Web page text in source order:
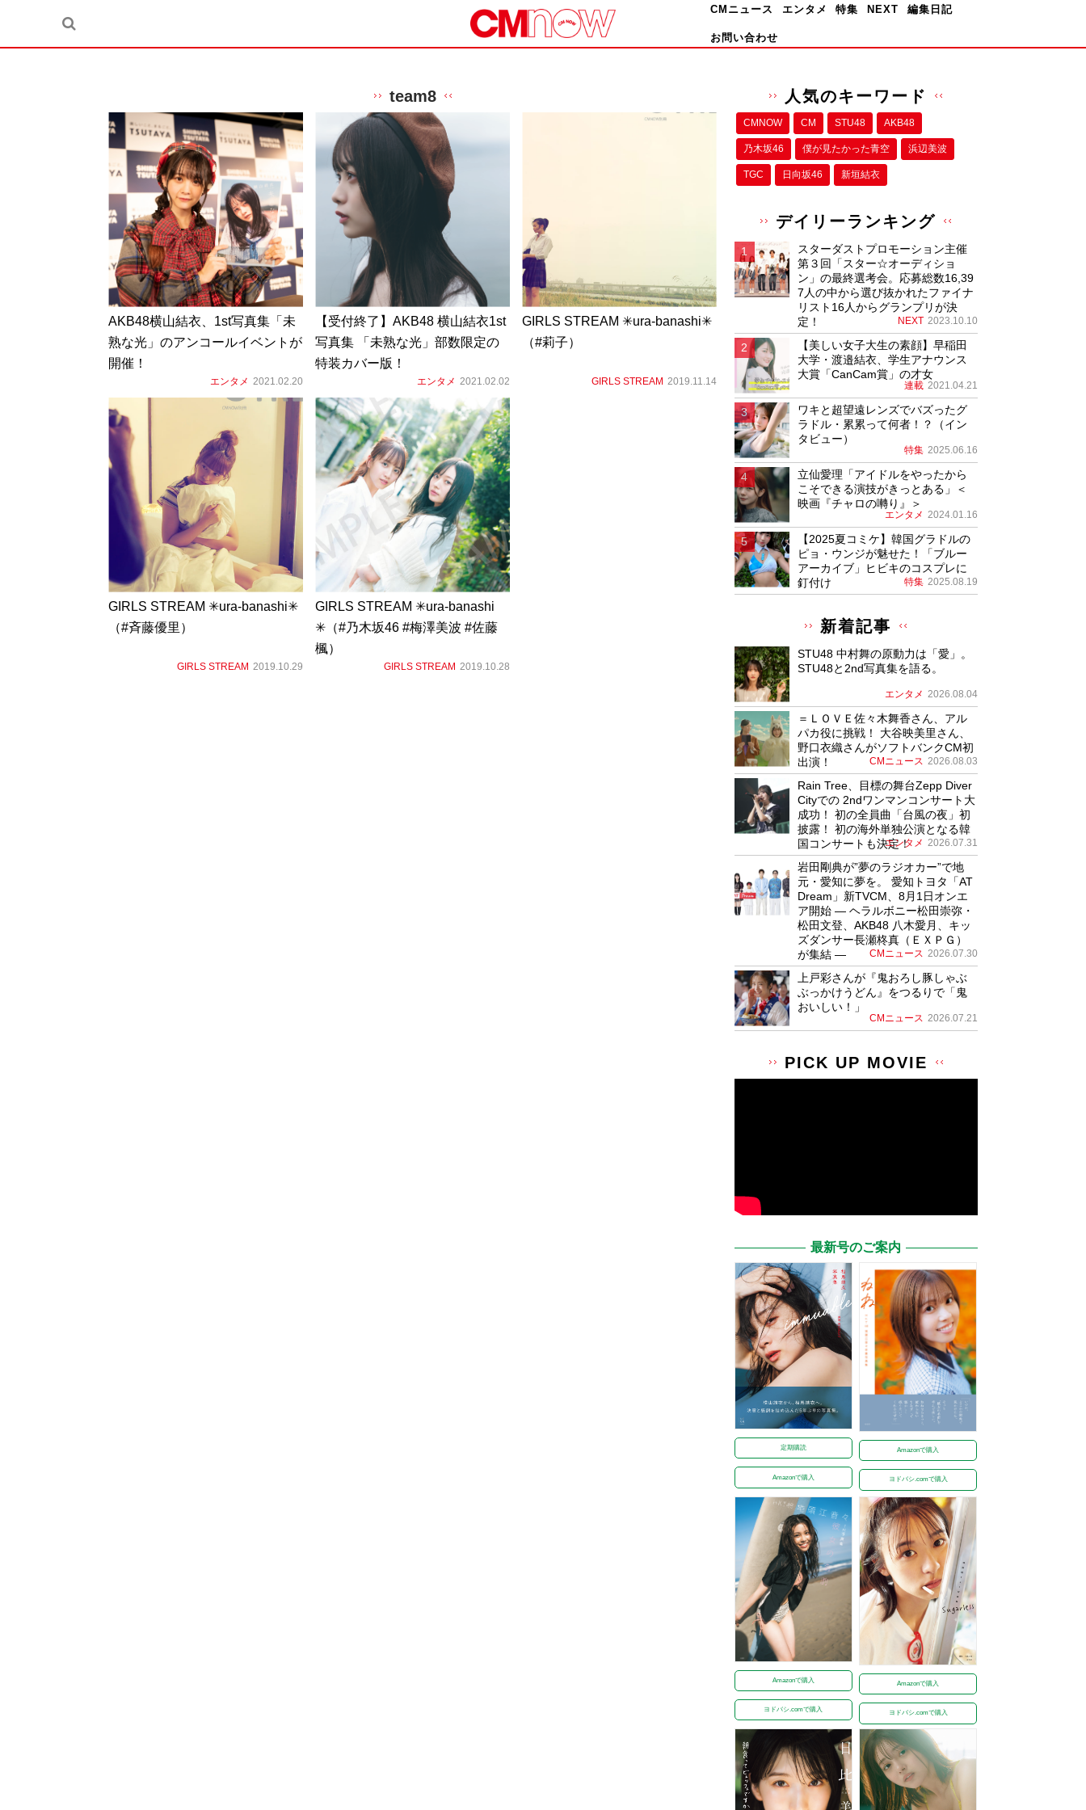
CMニュース エンタメ 特集 NEXT 編集日記
お問い合わせ
team8
AKB48横山結衣、1st写真集「未
熟な光」のアンコールイベントが
開催！
エンタメ 2021.02.20
【受付終了】AKB48 横山結衣1st
写真集 「未熟な光」部数限定の
特装カバー版！
エンタメ 2021.02.02
GIRLS STREAM ✳︎ura-banashi✳︎
（#莉子）
GIRLS STREAM 2019.11.14
GIRLS STREAM ✳︎ura-banashi✳︎
（#斉藤優里）
GIRLS STREAM 2019.10.29
GIRLS STREAM ✳︎ura-banashi
✳︎（#乃木坂46 #梅澤美波 #佐藤
楓）
GIRLS STREAM 2019.10.28
人気のキーワード
CMNOW CM STU48 AKB48
乃木坂46 僕が⾒たかった⻘空 浜辺美波
TGC 日向坂46 新垣結衣
デイリーランキング
スターダストプロモーション主催
第３回「スター☆オーディショ
ン」の最終選考会。応募総数16,39
7人の中から選び抜かれたファイナ
リスト16人からグランプリが決
定！
NEXT 2023.10.10
【美しい女子大生の素顔】早稲田
大学・渡邉結衣、学生アナウンス
大賞「CanCam賞」の才女
連載 2021.04.21
ワキと超望遠レンズでバズったグ
ラドル・累累って何者！？（イン
タビュー）
特集 2025.06.16
立仙愛理「アイドルをやったから
こそできる演技がきっとある」＜
映画『チャロの囀り』＞
エンタメ 2024.01.16
【2025夏コミケ】韓国グラドルの
ピョ・ウンジが魅せた！「ブルー
アーカイブ」ヒビキのコスプレに
釘付け
特集 2025.08.19
新着記事
STU48 中村舞の原動力は「愛」。
STU48と2nd写真集を語る。
エンタメ 2026.08.04
＝ＬＯＶＥ佐々木舞香さん、アル
パカ役に挑戦！ 大谷映美里さん、
野口衣織さんがソフトバンクCM初
出演！
CMニュース 2026.08.03
Rain Tree、目標の舞台Zepp Diver
Cityでの 2ndワンマンコンサート大
成功！ 初の全員曲「台風の夜」初
披露！ 初の海外単独公演となる韓
国コンサートも決定！
エンタメ 2026.07.31
岩田剛典が”夢のラジオカー”で地
元・愛知に夢を。 愛知トヨタ「AT
Dream」新TVCM、8月1日オンエ
ア開始 ― ヘラルボニー松田崇弥・
松田文登、AKB48 八木愛月、キッ
ズダンサー長瀬柊真（ＥＸＰＧ）
が集結 ―
CMニュース 2026.07.30
上戸彩さんが『鬼おろし豚しゃぶ
ぶっかけうどん』をつるりで「鬼
おいしい！」
CMニュース 2026.07.21
PICK UP MOVIE
最新号のご案内
定期購読
Amazonで購入
Amazonで購入
ヨドバシ.comで購入
Amazonで購入
ヨドバシ.comで購入
Amazonで購入
ヨドバシ.comで購入